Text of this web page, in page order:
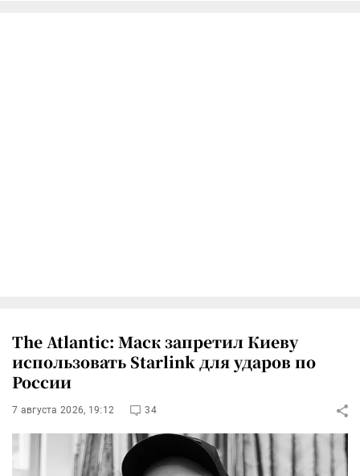
The Atlantic: Маск запретил Киеву
использовать Starlink для ударов по
России
7 августа 2026, 19:12 34